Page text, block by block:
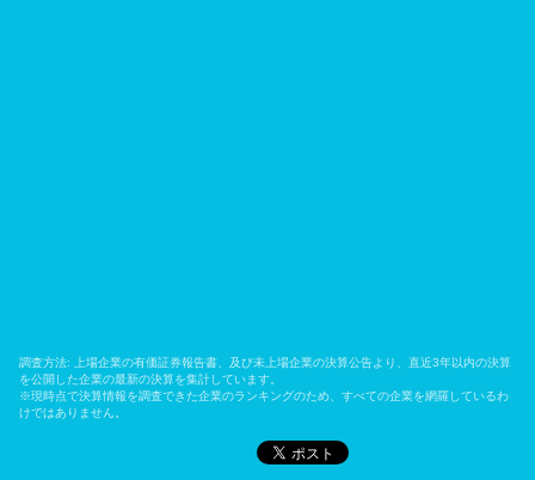
調査方法: 上場企業の有価証券報告書、及び未上場企業の決算公告より、直近3年以内の決算
を公開した企業の最新の決算を集計しています。
※現時点で決算情報を調査できた企業のランキングのため、すべての企業を網羅しているわ
けではありません。